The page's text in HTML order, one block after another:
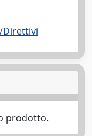
Direttivi
prodotto.